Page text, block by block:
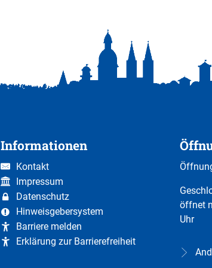
Informationen
Kontakt
Impressum
Datenschutz
Hinweisgebersystem
Barriere melden
Erklärung zur Barrierefreiheit
öffnet
Uhr